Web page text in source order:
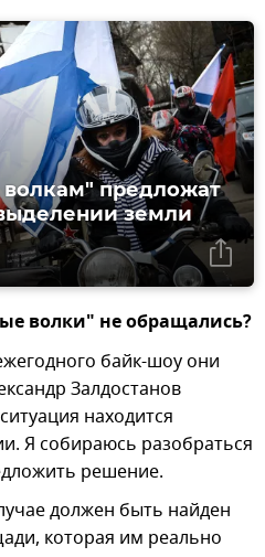
предложат
земли
волки" не обращались?
байк-шоу они
Залдостанов
находится
Я собираюсь разобраться
решение.
должен быть найден
которая им реально